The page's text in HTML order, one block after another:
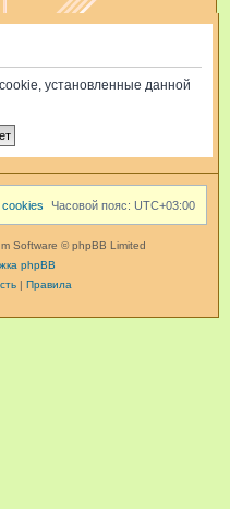
и
установленные данной
Часовой пояс: UTC+03:00
cookies
Software © phpBB Limited
phpBB
| Правила